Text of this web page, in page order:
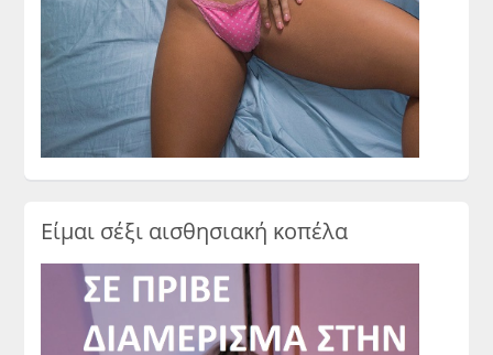
Είμαι σέξι αισθησιακή κοπέλα